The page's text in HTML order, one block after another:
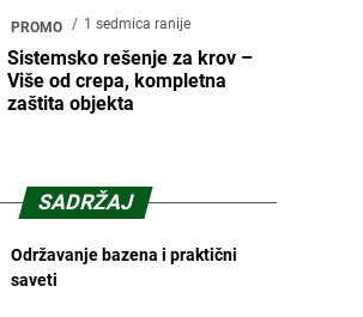
PROMO 1 sedmica ranije
Sistemsko rešenje za krov –
Više od crepa, kompletna
zaštita objekta
SADRŽAJ
Održavanje bazena i praktični
saveti